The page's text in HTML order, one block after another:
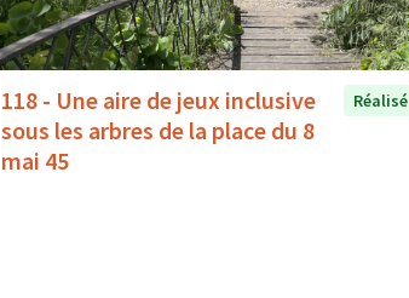
118 - Une aire de jeux inclusive
sous les arbres de la place du 8
mai 45
Réalisé